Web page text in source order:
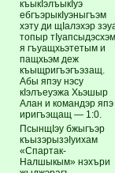
къыкIэлъыкIуэ
ебгъэрыкIуэныгъэм
хэту ди щIалэхэр
топыр
я гъуащхьэтетым и
пащхьэм деж
къыщригъэгъэзащ.
Абы япэу нэсу
кIэлъеуэжа Хьэшыр
Алан и командэр япэ
иригъэщащ — 1:0.
ПсынщIэу бжыгъэр
къызэрызэIуихам
«Спартак-
Налшыкым» нэхъри